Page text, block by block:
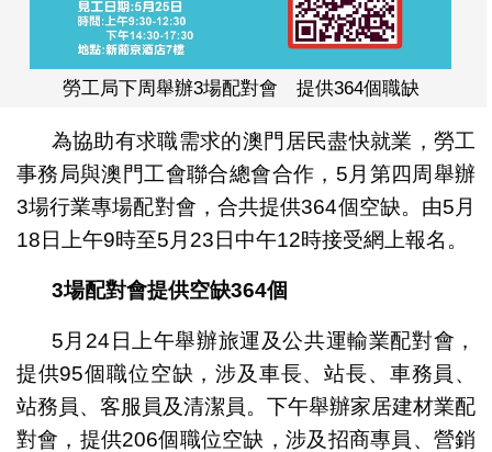
勞工局下周舉辦3場配對會 提供364個職缺
為協助有求職需求的澳門居民盡快就業，勞工
事務局與澳門工會聯合總會合作，5月第四周舉辦
3場行業專場配對會，合共提供364個空缺。由5月
18日上午9時至5月23日中午12時接受網上報名。
3場配對會提供空缺364個
5月24日上午舉辦旅運及公共運輸業配對會，
提供95個職位空缺，涉及車長、站長、車務員、
站務員、客服員及清潔員。下午舉辦家居建材業配
對會，提供206個職位空缺，涉及招商專員、營銷